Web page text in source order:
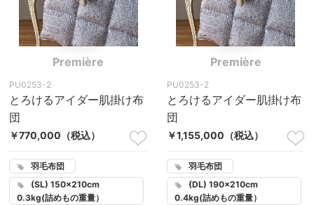
Première
PU0253-2
とろけるアイダー肌掛け布
団
￥770,000 （税込）
羽毛布団
(SL) 150×210cm
0.3kg(詰めもの重量）
Première
PU0253-2
とろけるアイダー肌掛け布
団
￥1,155,000 （税込）
羽毛布団
(DL) 190×210cm
0.4kg(詰めもの重量）